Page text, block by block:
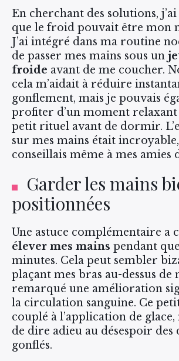
En cherchant des solutions,
que le froid pouvait être mon
J’ai intégré dans ma routine
de passer mes mains sous un
froide avant de me coucher.
cela m’aidait à réduire
gonflement, mais je pouvais
profiter d’un moment
petit rituel avant de dormir.
sur mes mains était
conseillais même à mes amies
Garder les mains
positionnées
Une astuce complémentaire a
élever mes mains pendant
minutes. Cela peut sembler
plaçant mes bras au-dessus de
remarqué une amélioration
la circulation sanguine. Ce
couplé à l’application de glace,
de dire adieu au désespoir des
gonflés.